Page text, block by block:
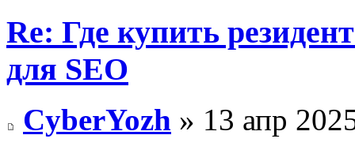
Re: Где купить
для SEO
CyberYozh » 13 апр